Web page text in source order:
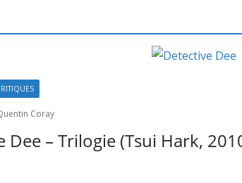
Coray
Dee – Trilogie (Tsui Hark,